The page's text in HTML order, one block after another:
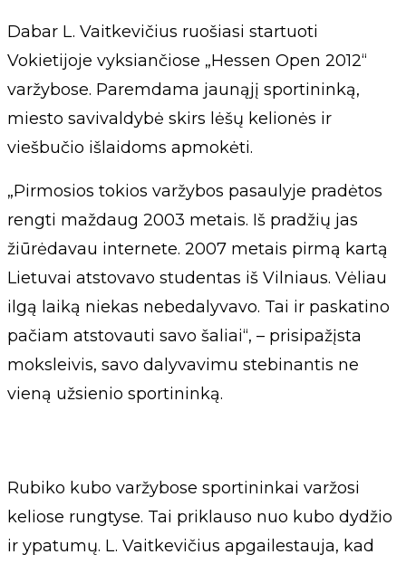
Dabar L. Vaitkevičius ruošiasi startuoti
Vokietijoje vyksiančiose „Hessen Open 2012“
varžybose. Paremdama jaunąjį sportininką,
miesto savivaldybė skirs lėšų kelionės ir
viešbučio išlaidoms apmokėti.
„Pirmosios tokios varžybos pasaulyje pradėtos
rengti maždaug 2003 metais. Iš pradžių jas
žiūrėdavau internete. 2007 metais pirmą kartą
Lietuvai atstovavo studentas iš Vilniaus. Vėliau
ilgą laiką niekas nebedalyvavo. Tai ir paskatino
pačiam atstovauti savo šaliai“, – prisipažįsta
moksleivis, savo dalyvavimu stebinantis ne
vieną užsienio sportininką.
Rubiko kubo varžybose sportininkai varžosi
keliose rungtyse. Tai priklauso nuo kubo dydžio
ir ypatumų. L. Vaitkevičius apgailestauja, kad